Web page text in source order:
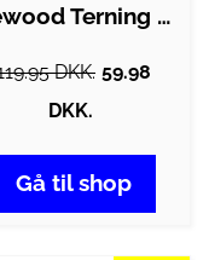
Liewood Terning - Andrew - Hunter Green
DKK. 59.98
DKK.
Gå til shop